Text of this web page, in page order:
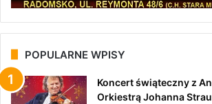
POPULARNE WPISY
Koncert świąteczny z
Orkiestrą Johanna